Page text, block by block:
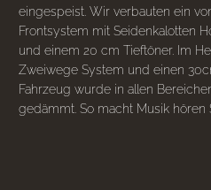
eingespeist. Wir verbauten ein
Frontsystem mit Seidenkalotten
und einem 20 cm Tieftöner. Im
Zweiwege System und einen
Fahrzeug wurde in allen
gedämmt. So macht Musik hören